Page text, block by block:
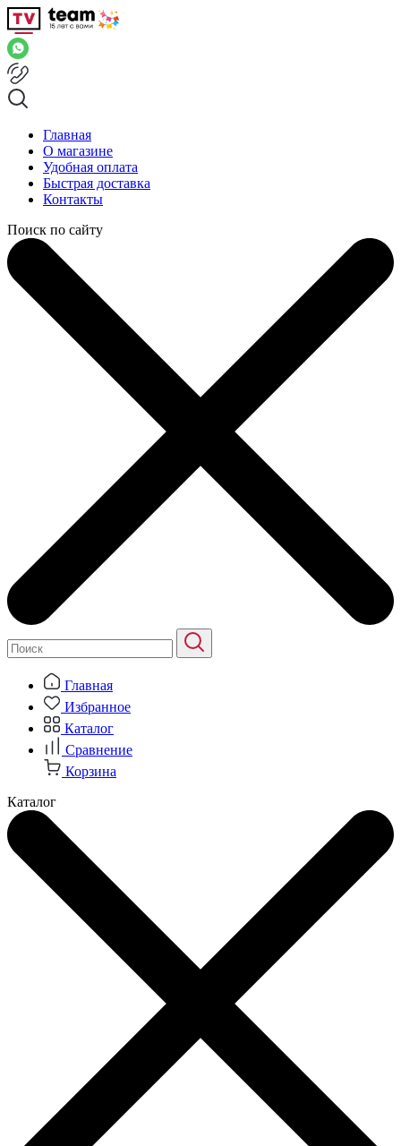
Главная
О магазине
Удобная оплата
Быстрая доставка
Контакты
Поиск по сайту
Главная
Избранное
Каталог
Сравнение
Корзина
Каталог